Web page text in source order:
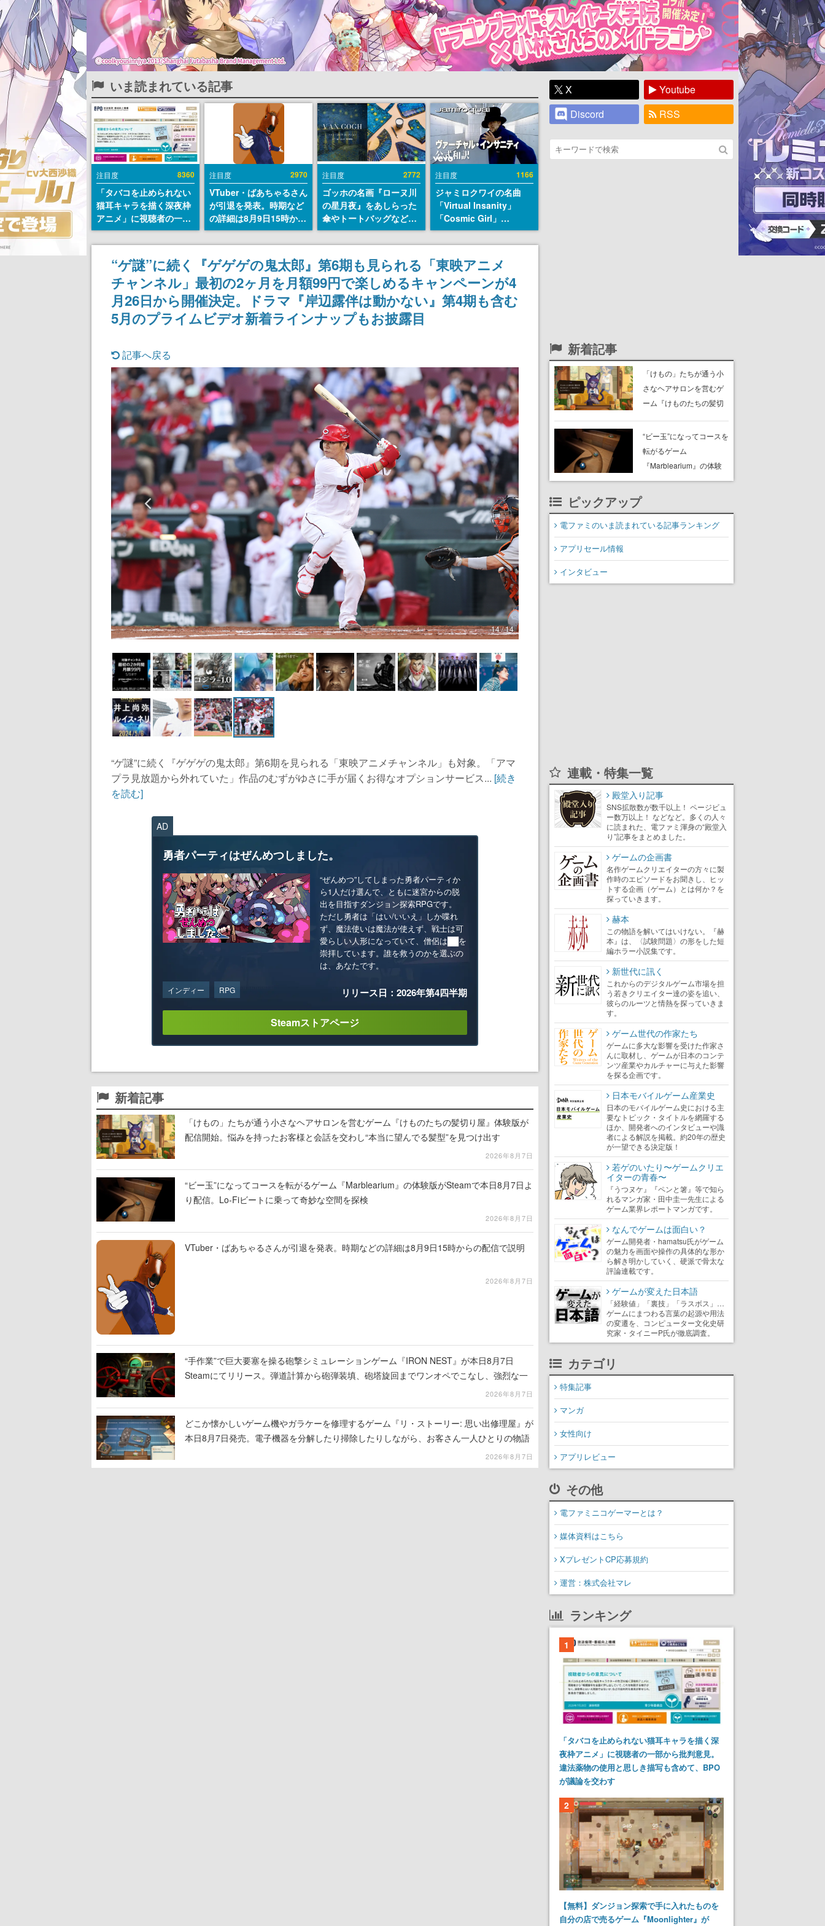
いま読まれている記事
注目度 8360
「タバコを止められない
猫耳キャラを描く深夜枠
アニメ」に視聴者の一部
から批判意見。違法薬物
の使用と思しき描写も含
めて、BPOが議論を交わ
注目度 2970
VTuber・ばあちゃるさん
が引退を発表。時期など
の詳細は8月9日15時から
の配信で説明
注目度 2772
ゴッホの名画『ローヌ川
の星月夜』をあしらった
傘やトートバッグなどが
登場。8月7日21時より2
日間限定で予約販売
注目度 1166
ジャミロクワイの名曲
「Virtual Insanity」
「Cosmic Girl」
「Canned Heat」公式日
本語字幕付きMVがいき
なり公開！「SUMMER
SONIC 2026」での9年ぶ
りとなる日本公演を記念
して
“ゲ謎”に続く『ゲゲゲの鬼太郎』第6期も見られる「東映アニメ
チャンネル」最初の2ヶ月を月額99円で楽しめるキャンペーンが4
月26日から開催決定。ドラマ『岸辺露伴は動かない』第4期も含む
5月のプライムビデオ新着ラインナップもお披露目
記事へ戻る
14 / 14
“ゲ謎”に続く『ゲゲゲの鬼太郎』第6期を見られる「東映アニメチャンネル」も対象。「アマ
プラ見放題から外れていた」作品のむずがゆさに手が届くお得なオプションサービス... [続き
を読む]
AD
勇者パーティはぜんめつしました。
“ぜんめつ”してしまった勇者パーティか
ら1人だけ選んで、ともに迷宮からの脱
出を目指すダンジョン探索RPGです。
ただし勇者は「はい/いいえ」しか喋れ
ず、魔法使いは魔法が使えず、戦士は可
愛らしい人形になっていて、僧侶は██を
崇拝しています。誰を救うのかを選ぶの
は、あなたです。
インディー RPG リリース日：2026年第4四半期
Steamストアページ
新着記事
「けもの」たちが通う小さなヘアサロンを営むゲーム『けものたちの髪切り屋』体験版が
配信開始。悩みを持ったお客様と会話を交わし“本当に望んでる髪型”を見つけ出す
2026年8月7日
“ビー玉”になってコースを転がるゲーム『Marblearium』の体験版がSteamで本日8月7日よ
り配信。Lo-Fiビートに乗って奇妙な空間を探検
2026年8月7日
VTuber・ばあちゃるさんが引退を発表。時期などの詳細は8月9日15時からの配信で説明
2026年8月7日
“手作業”で巨大要塞を操る砲撃シミュレーションゲーム『IRON NEST』が本日8月7日
Steamにてリリース。弾道計算から砲弾装填、砲塔旋回までワンオペでこなし、強烈な一
2026年8月7日
どこか懐かしいゲーム機やガラケーを修理するゲーム『リ・ストーリー: 思い出修理屋』が
本日8月7日発売。電子機器を分解したり掃除したりしながら、お客さん一人ひとりの物語
2026年8月7日
X
Youtube
Discord
RSS
新着記事
「けもの」たちが通う小
さなヘアサロンを営むゲ
ーム『けものたちの髪切
始。悩みを持ったお客様
と会話を交わし“本当に望
んでる髪型”を見つけ出す
“ビー玉”になってコースを
転がるゲーム
『Marblearium』の体験
版がSteamで本日8月7日
ピックアップ
電ファミのいま読まれている記事ランキング
アプリセール情報
インタビュー
連載・特集一覧
殿堂入り記事
SNS拡散数が数千以上！ ページビュ
ー数万以上！ などなど。多くの人々
に読まれた、電ファミ渾身の“殿堂入
り”記事をまとめました。
ゲームの企画書
名作ゲームクリエイターの方々に製
作時のエピソードをお聞きし、ヒッ
トする企画（ゲーム）とは何か？を
探っていきます。
赫本
この物語を解いてはいけない。『赫
本』は、〈試験問題〉の形をした短
編ホラー小説集です。
新世代に訊く
これからのデジタルゲーム市場を担
う若きクリエイター達の姿を追い、
彼らのルーツと情熱を探っていきま
す。
ゲーム世代の作家たち
ゲームに多大な影響を受けた作家さ
んに取材し、ゲームが日本のコンテ
ンツ産業やカルチャーに与えた影響
を探る企画です。
日本モバイルゲーム産業史
日本のモバイルゲーム史における主
要なトピック・タイトルを網羅する
ほか、開発者へのインタビューや識
者による解説を掲載。約20年の歴史
が一望できる決定版！
若ゲのいたり〜ゲームクリエ
イターの青春〜
『うつヌケ』『ペンと箸』等で知ら
れるマンガ家・田中圭一先生による
ゲーム業界レポートマンガです。
なんでゲームは面白い？
ゲーム開発者・hamatsu氏がゲーム
の魅力を画面や操作の具体的な形か
ら解き明かしていく、硬派で骨太な
評論連載です。
ゲームが変えた日本語
「経験値」「裏技」「ラスボス」…
ゲームにまつわる言葉の起源や用法
の変遷を、コンピューター文化史研
究家・タイニーP氏が徹底調査。
カテゴリ
特集記事
マンガ
女性向け
アプリレビュー
その他
電ファミニコゲーマーとは？
媒体資料はこちら
XプレゼントCP応募規約
運営：株式会社マレ
ランキング
1
「タバコを止められない猫耳キャラを描く深
夜枠アニメ」に視聴者の一部から批判意見。
違法薬物の使用と思しき描写も含めて、BPO
が議論を交わす
2
【無料】ダンジョン探索で手に入れたものを
自分の店で売るゲーム『Moonlighter』が